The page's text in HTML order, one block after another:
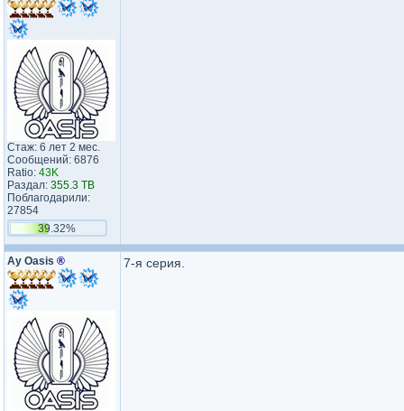
Стаж: 6 лет 2 мес.
Сообщений: 6876
Ratio: 43K
Раздал: 355.3 TB
Поблагодарили:
27854
39.32%
Ay Oasis ® 7-я серия.